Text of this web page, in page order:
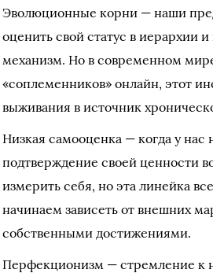
Эволюционные корни — наши
оценить свой статус в
механизм. Но в современном
«соплеменников» онлайн, этот
выживания в источник
Низкая самооценка — когда у
подтверждение своей ценности
измерить себя, но эта линейка
начинаем зависеть от внешних
собственными достижениями.
Перфекционизм — стремление к